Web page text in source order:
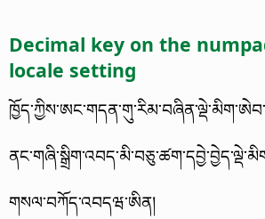
Decimal key on the
locale setting
གསལ་བཀོད་འབདཝ་ཨིན།